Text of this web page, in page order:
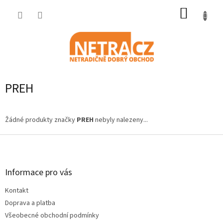
PREH
Žádné produkty značky PREH nebyly nalezeny...
Z
Informace pro vás
Kontakt
Doprava a platba
Všeobecné obchodní podmínky